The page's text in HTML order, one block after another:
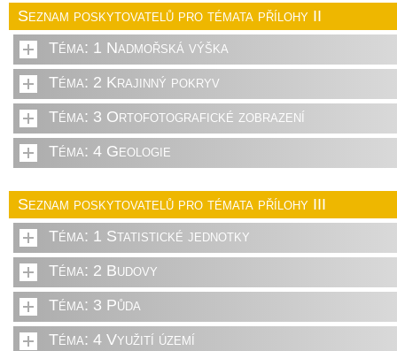
Seznam poskytovatelů pro témata přílohy II
Téma: 1 Nadmořská výška
Téma: 2 Krajinný pokryv
Téma: 3 Ortofotografické zobrazení
Téma: 4 Geologie
Seznam poskytovatelů pro témata přílohy III
Téma: 1 Statistické jednotky
Téma: 2 Budovy
Téma: 3 Půda
Téma: 4 Využití území